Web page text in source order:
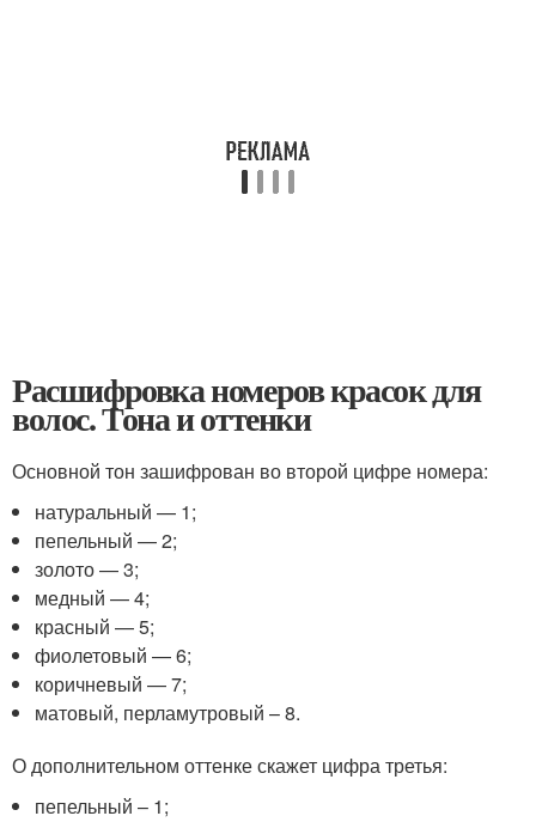
Расшифровка номеров красок для
волос. Тона и оттенки
Основной тон зашифрован во второй цифре номера:
натуральный — 1;
пепельный — 2;
золото — 3;
медный — 4;
красный — 5;
фиолетовый — 6;
коричневый — 7;
матовый, перламутровый – 8.
О дополнительном оттенке скажет цифра третья:
пепельный – 1;